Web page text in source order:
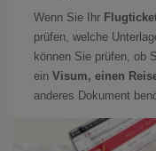
Wenn Sie Ihr
prüfen, welche
können Sie prüfen, ob
ein Visum, einen
anderes Dokument